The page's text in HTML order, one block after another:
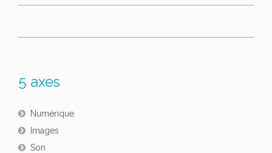
5 axes
Numérique
Images
Son